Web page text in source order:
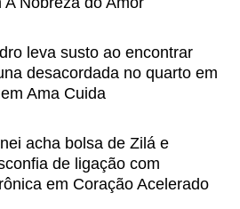
leva susto ao encontrar
desacordada no quarto em
Ama Cuida
acha bolsa de Zilá e
de ligação com
em Coração Acelerado